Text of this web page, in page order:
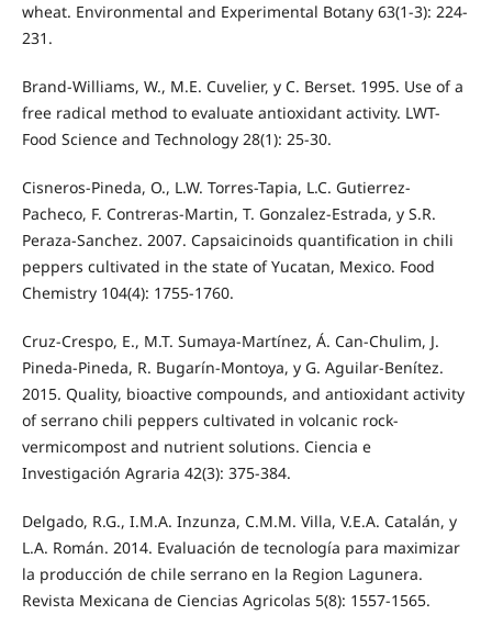
wheat. Environmental and Experimental Botany 63(1-3): 224-
231.
Brand-Williams, W., M.E. Cuvelier, y C. Berset. 1995. Use of a
free radical method to evaluate antioxidant activity. LWT-
Food Science and Technology 28(1): 25-30.
Cisneros-Pineda, O., L.W. Torres-Tapia, L.C. Gutierrez-
Pacheco, F. Contreras-Martin, T. Gonzalez-Estrada, y S.R.
Peraza-Sanchez. 2007. Capsaicinoids quantification in chili
peppers cultivated in the state of Yucatan, Mexico. Food
Chemistry 104(4): 1755-1760.
Cruz-Crespo, E., M.T. Sumaya-Martínez, Á. Can-Chulim, J.
Pineda-Pineda, R. Bugarín-Montoya, y G. Aguilar-Benítez.
2015. Quality, bioactive compounds, and antioxidant activity
of serrano chili peppers cultivated in volcanic rock-
vermicompost and nutrient solutions. Ciencia e
Investigación Agraria 42(3): 375-384.
Delgado, R.G., I.M.A. Inzunza, C.M.M. Villa, V.E.A. Catalán, y
L.A. Román. 2014. Evaluación de tecnología para maximizar
la producción de chile serrano en la Region Lagunera.
Revista Mexicana de Ciencias Agricolas 5(8): 1557-1565.